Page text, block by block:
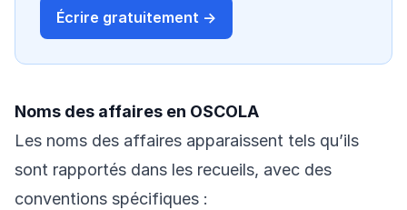
Écrire gratuitement →
Noms des affaires en OSCOLA
Les noms des affaires apparaissent tels qu’ils
sont rapportés dans les recueils, avec des
conventions spécifiques :